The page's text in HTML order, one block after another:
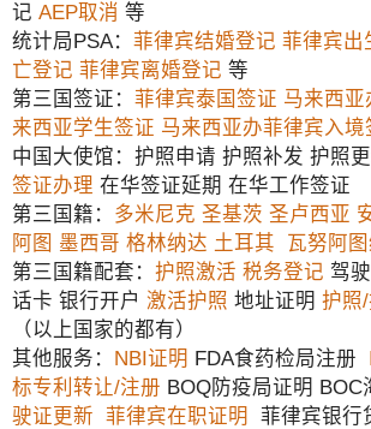
记 AEP取消 等
统计局PSA： 菲律宾结婚登记 菲律宾出
亡登记 菲律宾离婚登记 等
第三国签证： 菲律宾泰国签证 马来西亚
来西亚学生签证 马来西亚办菲律宾入境
中国大使馆：护照申请 护照补发 护照
签证办理 在华签证延期 在华工作签证
第三国籍： 多米尼克 圣基茨 圣卢西亚
阿图 墨西哥 格林纳达 土耳其
瓦努阿
第三国籍配套： 护照激活 税务登记 驾
话卡 银行开户 激活护照 地址证明 护照
（以上国家的都有）
其他服务： NBI证明 FDA食药检局注册
标专利转让/注册 BOQ防疫局证明 BOC
驶证更新
菲律宾在职证明 菲律宾银行